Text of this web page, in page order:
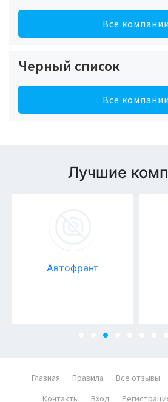
Все компании
Черный список
Все компании
Лучшие
Автофрант
Главная Правила Все отзывы
Контакты
Вход